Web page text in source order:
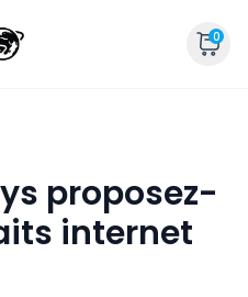
0
proposez-
internet